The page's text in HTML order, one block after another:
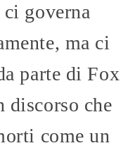
governa
ma ci
parte di Fox
discorso che
come un